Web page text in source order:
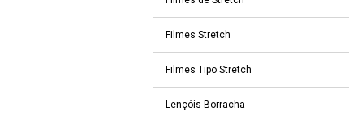
Filmes Stretch
Filmes Tipo Stretch
Lençóis Borracha